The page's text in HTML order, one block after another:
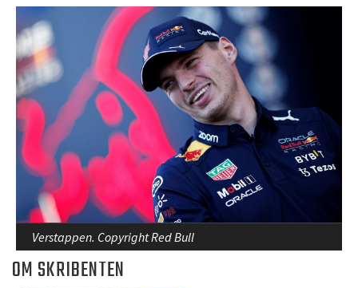
Verstappen. Copyright Red Bull
OM SKRIBENTEN